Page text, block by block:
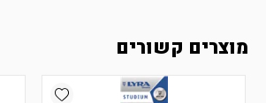
מוצרים קשורים
Add wishlist